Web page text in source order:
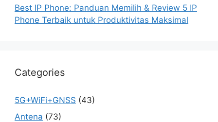
Best IP Phone: Panduan Memilih & Review 5 IP
Phone Terbaik untuk Produktivitas Maksimal
Categories
5G+WiFi+GNSS (43)
Antena (73)